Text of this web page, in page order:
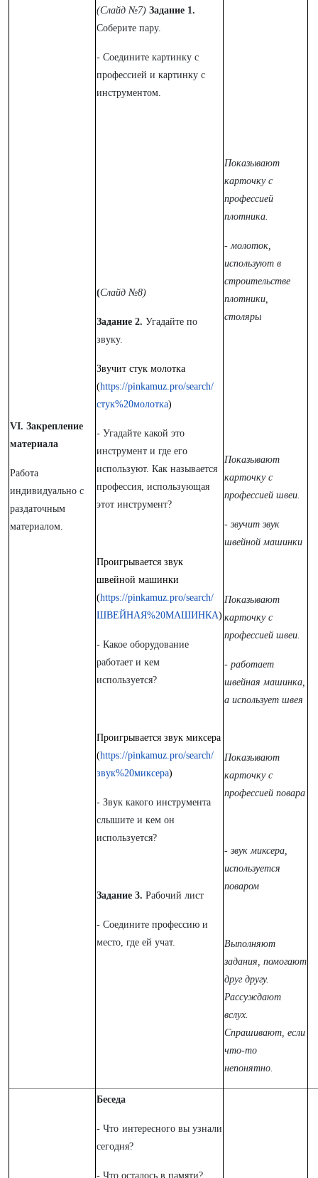
VI. Закрепление
материала
Работа
индивидуально с
раздаточным
материалом.
(Слайд №7) Задание 1.
Соберите пару.
- Соедините картинку с
профессией и картинку с
инструментом.
(Слайд №8)
Задание 2. Угадайте по
звуку.
Звучит стук молотка
(https://pinkamuz.pro/search/
стук%20молотка)
- Угадайте какой это
инструмент и где его
используют. Как называется
профессия, использующая
этот инструмент?
Проигрывается звук
швейной машинки
(https://pinkamuz.pro/search/
ШВЕЙНАЯ%20МАШИНКА)
- Какое оборудование
работает и кем
используется?
Проигрывается звук миксера
(https://pinkamuz.pro/search/
звук%20миксера)
- Звук какого инструмента
слышите и кем он
используется?
Задание 3. Рабочий лист
- Соедините профессию и
место, где ей учат.
Показывают
карточку с
профессией
плотника.
- молоток,
используют в
строительстве
плотники,
столяры
Показывают
карточку с
профессией швеи.
- звучит звук
швейной машинки
Показывают
карточку с
профессией швеи.
- работает
швейная машинка,
а использует швея
Показывают
карточку с
профессией повара
- звук миксера,
используется
поваром
Выполняют
задания, помогают
друг другу.
Рассуждают
вслух.
Спрашивают, если
что-то
непонятно.
Беседа
- Что интересного вы узнали
сегодня?
- Что осталось в памяти?